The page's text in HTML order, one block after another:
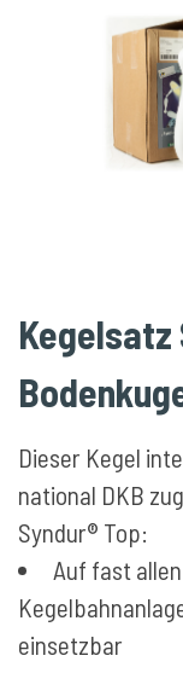
Kegelsatz
Dieser Kegel
national DKB
Syndur® Top:
Auf fast
einsetzbar